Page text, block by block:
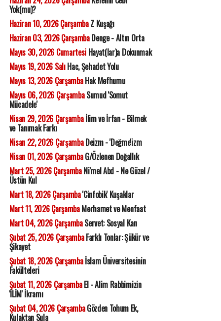
Yok(mu)?
Haziran 10, 2026 ÇarşambaZ Kuşağı
Haziran 03, 2026 ÇarşambaDenge - Altın Orta
Mayıs 30, 2026 CumartesiHayat(lar)a Dokunmak
Mayıs 19, 2026 SalıHac, Şehadet Yolu
Mayıs 13, 2026 ÇarşambaHak Mefhumu
Mayıs 06, 2026 ÇarşambaSumud 'Somut
Mücadele'
Nisan 29, 2026 Çarşambaİlim ve İrfan - Bilmek
ve Tanımak Farkı
Nisan 22, 2026 ÇarşambaDeizm - 'Değme'izm
Nisan 01, 2026 ÇarşambaG/Özlenen Doğallık
Mart 25, 2026 ÇarşambaNi'mel Abd - Ne Güzel /
Üstün Kul
Mart 18, 2026 Çarşamba'Cinfobik' Kuşaklar
Mart 11, 2026 ÇarşambaMerhamet ve Menfaat
Mart 04, 2026 ÇarşambaServet: Sosyal Kan
Şubat 25, 2026 ÇarşambaFarklı Tonlar: Şükür ve
Şikayet
Şubat 18, 2026 Çarşambaİslam Üniversitesinin
Fakülteleri
Şubat 11, 2026 ÇarşambaEl - Alim Rabbimizin
'İLİM' İkramı
Şubat 04, 2026 ÇarşambaGözden Tohum Ek,
Kulaktan Sula